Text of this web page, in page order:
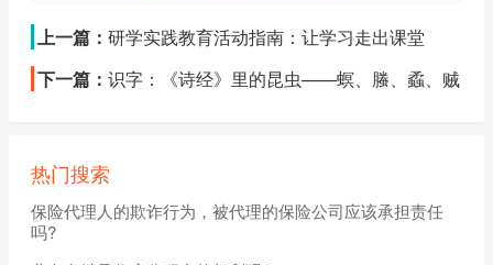
上一篇： 研学实践教育活动指南：让学习走出课堂
下一篇： 识字：《诗经》里的昆虫——螟、螣、蟊、贼
热门搜索
保险代理人的欺诈行为，被代理的保险公司应该承担责任
吗?